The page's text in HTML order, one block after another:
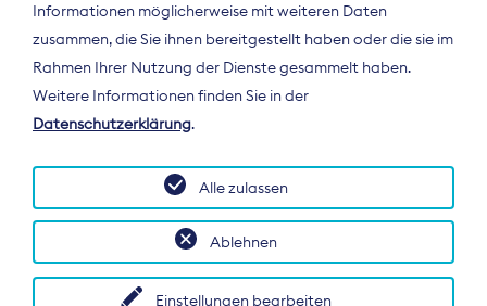
Der Bundesverband Digitalpublisher und
Zeitungsverleger (BDZV) vertritt als
Spitzenorganisation die Interessen der
Deutschland und auf EU-Ebene.
Informationen möglicherweise mit weiteren Daten
zusammen, die Sie ihnen bereitgestellt haben oder die sie im
Rahmen Ihrer Nutzung der Dienste gesammelt haben.
Weitere Informationen finden Sie in der
Datenschutzerklärung.
Einstellungen bearbeiten
Ablehnen
Alle zulassen